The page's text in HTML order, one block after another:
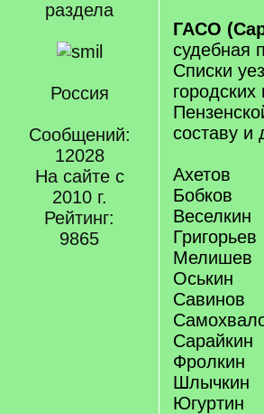
раздела
Россия
Сообщений:
12028
На сайте с
2010 г.
Рейтинг:
9865
ГАСО
судебная
Списки
составу и
Ахетов
Бобков
Веселкин
Григорьев
Мелишев
Оськин
Савинов
Сарайкин
Фролкин
Шлычкин
Югуртин